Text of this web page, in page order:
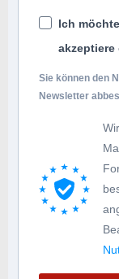
Ich
akzeptiere
Sie können den
Newsletter